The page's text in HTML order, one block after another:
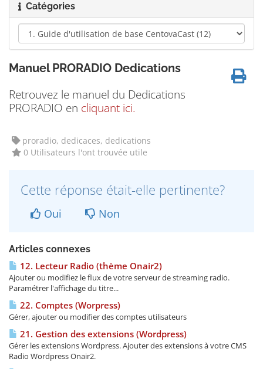
Catégories
Manuel PRORADIO Dedications
Retrouvez le manuel du Dedications
PRORADIO en cliquant ici.
proradio, dedicaces, dedications
0 Utilisateurs l'ont trouvée utile
Cette réponse était-elle pertinente?
Oui Non
Articles connexes
12. Lecteur Radio (thème Onair2)
Ajouter ou modifiez le flux de votre serveur de streaming radio.
Paramétrer l'affichage du titre...
22. Comptes (Worpress)
Gérer, ajouter ou modifier des comptes utilisateurs
21. Gestion des extensions (Wordpress)
Gérer les extensions Wordpress. Ajouter des extensions à votre CMS
Radio Wordpress Onair2.